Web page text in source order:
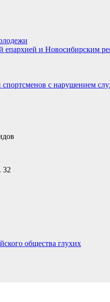
и Новосибирским
с нарушением
32